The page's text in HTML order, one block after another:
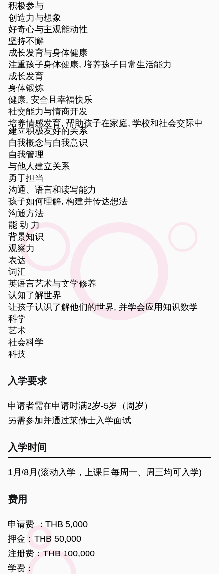
积极参与
创造力与想象
好奇心与主观能动性
坚持不懈
成长发育与身体健康
注重孩子身体健康, 培养孩子日常生活能力
成长发育
身体锻炼
健康, 安全且幸福快乐
社交能力与情商开发
培养情感发育, 帮助孩子在家庭, 学校和社会交际中
建立积极友好的关系
自我概念与自我意识
自我管理
与他人建立关系
勇于担当
沟通、语言和读写能力
孩子如何理解, 构建并传达想法
沟通方法
能 动 力
背景知识
观察力
表达
词汇
英语言艺术与文学修养
认知了解世界
让孩子认识了解他们的世界, 并学会应用知识数学
科学
艺术
社会科学
科技
入学要求
申请者需在申请时满2岁-5岁（周岁）
另需参加并通过莱佛士入学面试
入学时间
1月/8月(滚动入学，上课日每周一、周三均可入学)
费用
申请费 ：THB 5,000
押金：THB 50,000
注册费：THB 100,000
学费：